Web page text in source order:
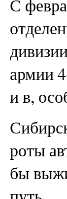
С
армии
и в,
роты
бы